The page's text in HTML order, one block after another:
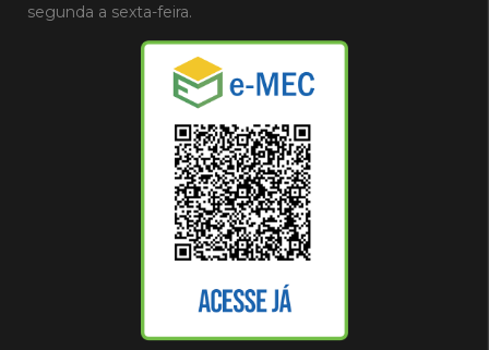
segunda a sexta-feira.